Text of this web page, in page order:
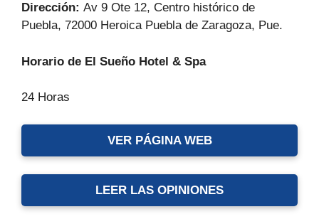
Dirección: Av 9 Ote 12, Centro histórico de
Puebla, 72000 Heroica Puebla de Zaragoza, Pue.
Horario de El Sueño Hotel & Spa
24 Horas
VER PÁGINA WEB
LEER LAS OPINIONES